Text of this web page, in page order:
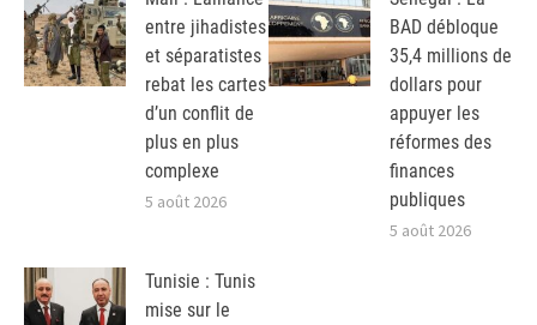
entre jihadistes
et séparatistes
rebat les cartes
d’un conflit de
plus en plus
complexe
5 août 2026
BAD débloque
35,4 millions de
dollars pour
appuyer les
réformes des
finances
publiques
5 août 2026
Tunisie : Tunis
mise sur le